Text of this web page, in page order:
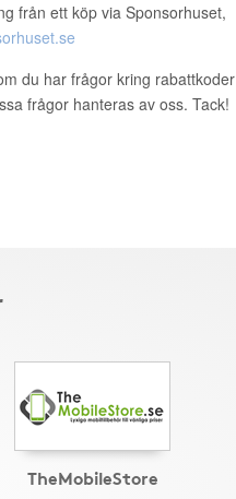
från ett köp via Sponsorhuset,
du har frågor kring rabattkoder
frågor hanteras av oss. Tack!
TheMobileStore